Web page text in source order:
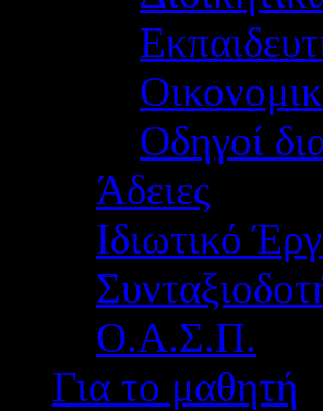
Οδηγοί
Άδειες
Ιδιωτικό
Ο.Α.Σ.Π.
Για το μαθητή